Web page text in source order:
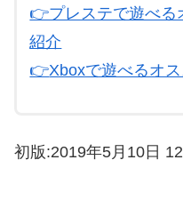
👉プレステで遊べる
紹介
👉Xboxで遊べるオ
初版:2019年5月10日